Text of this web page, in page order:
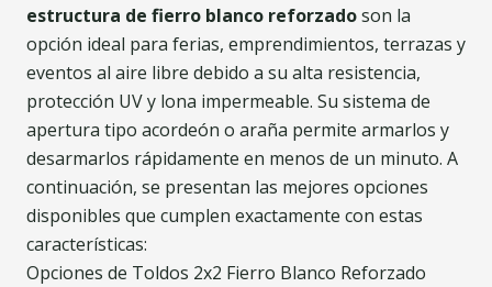
estructura de fierro blanco reforzadoson la
opción ideal para ferias, emprendimientos, terrazas y
eventos al aire libre debido a su alta resistencia,
protección UV y lona impermeable. Su sistema de
apertura tipo acordeón o araña permite armarlos y
desarmarlos rápidamente en menos de un minuto. A
continuación, se presentan las mejores opciones
disponibles que cumplen exactamente con estas
características:
Opciones de Toldos 2x2 Fierro Blanco Reforzado